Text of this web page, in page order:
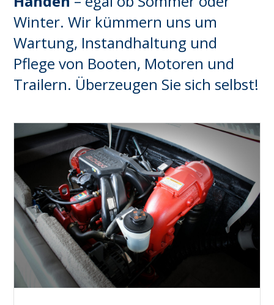
Winter. Wir kümmern uns um
Wartung, Instandhaltung und
Pflege von Booten, Motoren und
Trailern. Überzeugen Sie sich selbst!